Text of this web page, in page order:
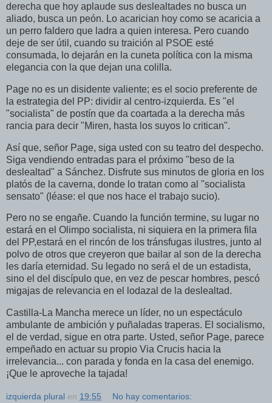
derecha que hoy aplaude sus deslealtades no busca un
aliado, busca un peón. Lo acarician hoy como se acaricia a
un perro faldero que ladra a quien interesa. Pero cuando
deje de ser útil, cuando su traición al PSOE esté
consumada, lo dejarán en la cuneta política con la misma
elegancia con la que dejan una colilla.
Page no es un disidente valiente; es el socio preferente de
la estrategia del PP: dividir al centro-izquierda. Es "el
"socialista" de postín que da coartada a la derecha más
rancia para decir "Miren, hasta los suyos lo critican".
Así que, señor Page, siga usted con su teatro del despecho.
Siga vendiendo entradas para el próximo "beso de la
deslealtad" a Sánchez. Disfrute sus minutos de gloria en los
platós de la caverna, donde lo tratan como al "socialista
sensato" (léase: el que nos hace el trabajo sucio).
Pero no se engañe. Cuando la función termine, su lugar no
estará en el Olimpo socialista, ni siquiera en la primera fila
del PP,estará en el rincón de los tránsfugas ilustres, junto al
polvo de otros que creyeron que bailar al son de la derecha
les daría eternidad. Su legado no será el de un estadista,
sino el del discípulo que, en vez de pescar hombres, pescó
migajas de relevancia en el lodazal de la deslealtad.
Castilla-La Mancha merece un líder, no un espectáculo
ambulante de ambición y puñaladas traperas. El socialismo,
el de verdad, sigue en otra parte. Usted, señor Page, parece
empeñado en actuar su propio Via Crucis hacia la
irrelevancia... con parada y fonda en la casa del enemigo.
¡Que le aproveche la tajada!
izquierda plural en 19:55 No hay comentarios: